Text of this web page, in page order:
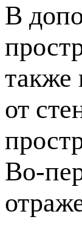
В
также
от
Во-